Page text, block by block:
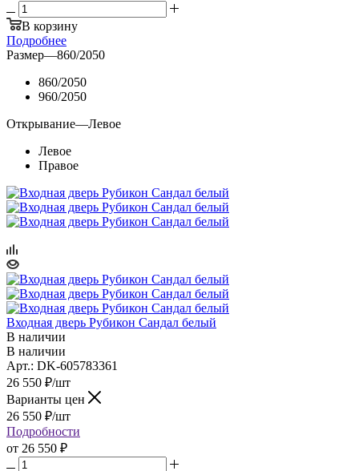
В корзину
Подробнее
Размер—860/2050
860/2050
960/2050
Открывание—Левое
Левое
Правое
Входная дверь Рубикон Сандал белый
В наличии
В наличии
Арт.: DK-605783361
26 550 ₽/шт
Варианты цен
26 550 ₽/шт
Подробности
от 26 550 ₽